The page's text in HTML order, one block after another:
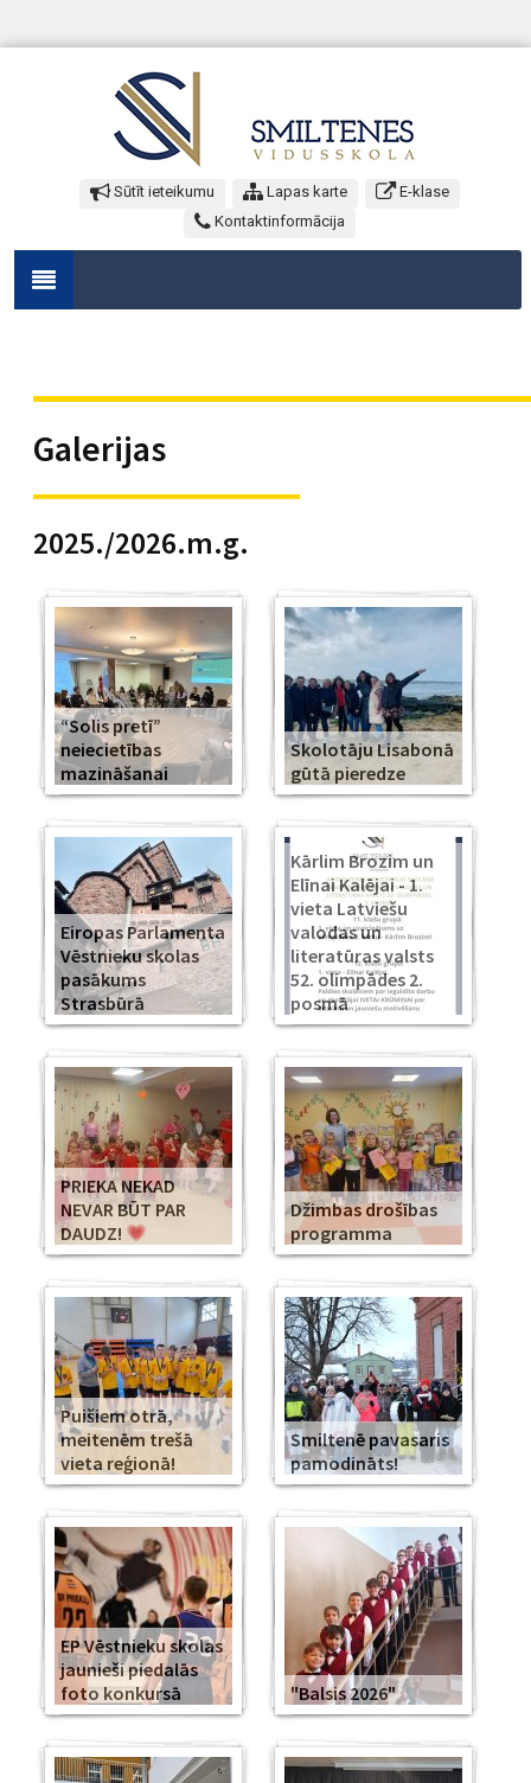
Sūtīt ieteikumu Lapas karte
E-klase
Kontaktinformācija
Galerijas
2025./2026.m.g.
“Solis pretī”
neiecietības
mazināšanai
Skolotāju Lisabonā
gūtā pieredze
Eiropas Parlamenta
Vēstnieku skolas
pasākums
Strasbūrā
Kārlim Brozim un
Elīnai Kalējai - 1.
vieta Latviešu
valodas un
literatūras valsts
52. olimpādes 2.
posmā
PRIEKA NEKAD
NEVAR BŪT PAR
DAUDZ!
Džimbas drošības
programma
Puišiem otrā,
meitenēm trešā
vieta reģionā!
Smiltenē pavasaris
pamodināts!
EP Vēstnieku skolas
jaunieši piedalās
foto konkursā
"Balsis 2026"